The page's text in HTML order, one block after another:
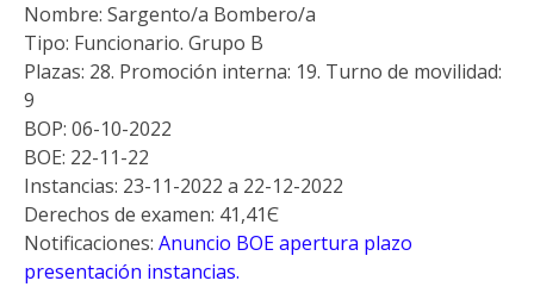
Nombre: Sargento/a Bombero/a
Tipo: Funcionario. Grupo B
Plazas: 28. Promoción interna: 19. Turno de movilidad:
9
BOP: 06-10-2022
BOE: 22-11-22
Instancias: 23-11-2022 a 22-12-2022
Derechos de examen: 41,41Є
Notificaciones: Anuncio BOE apertura plazo
presentación instancias.